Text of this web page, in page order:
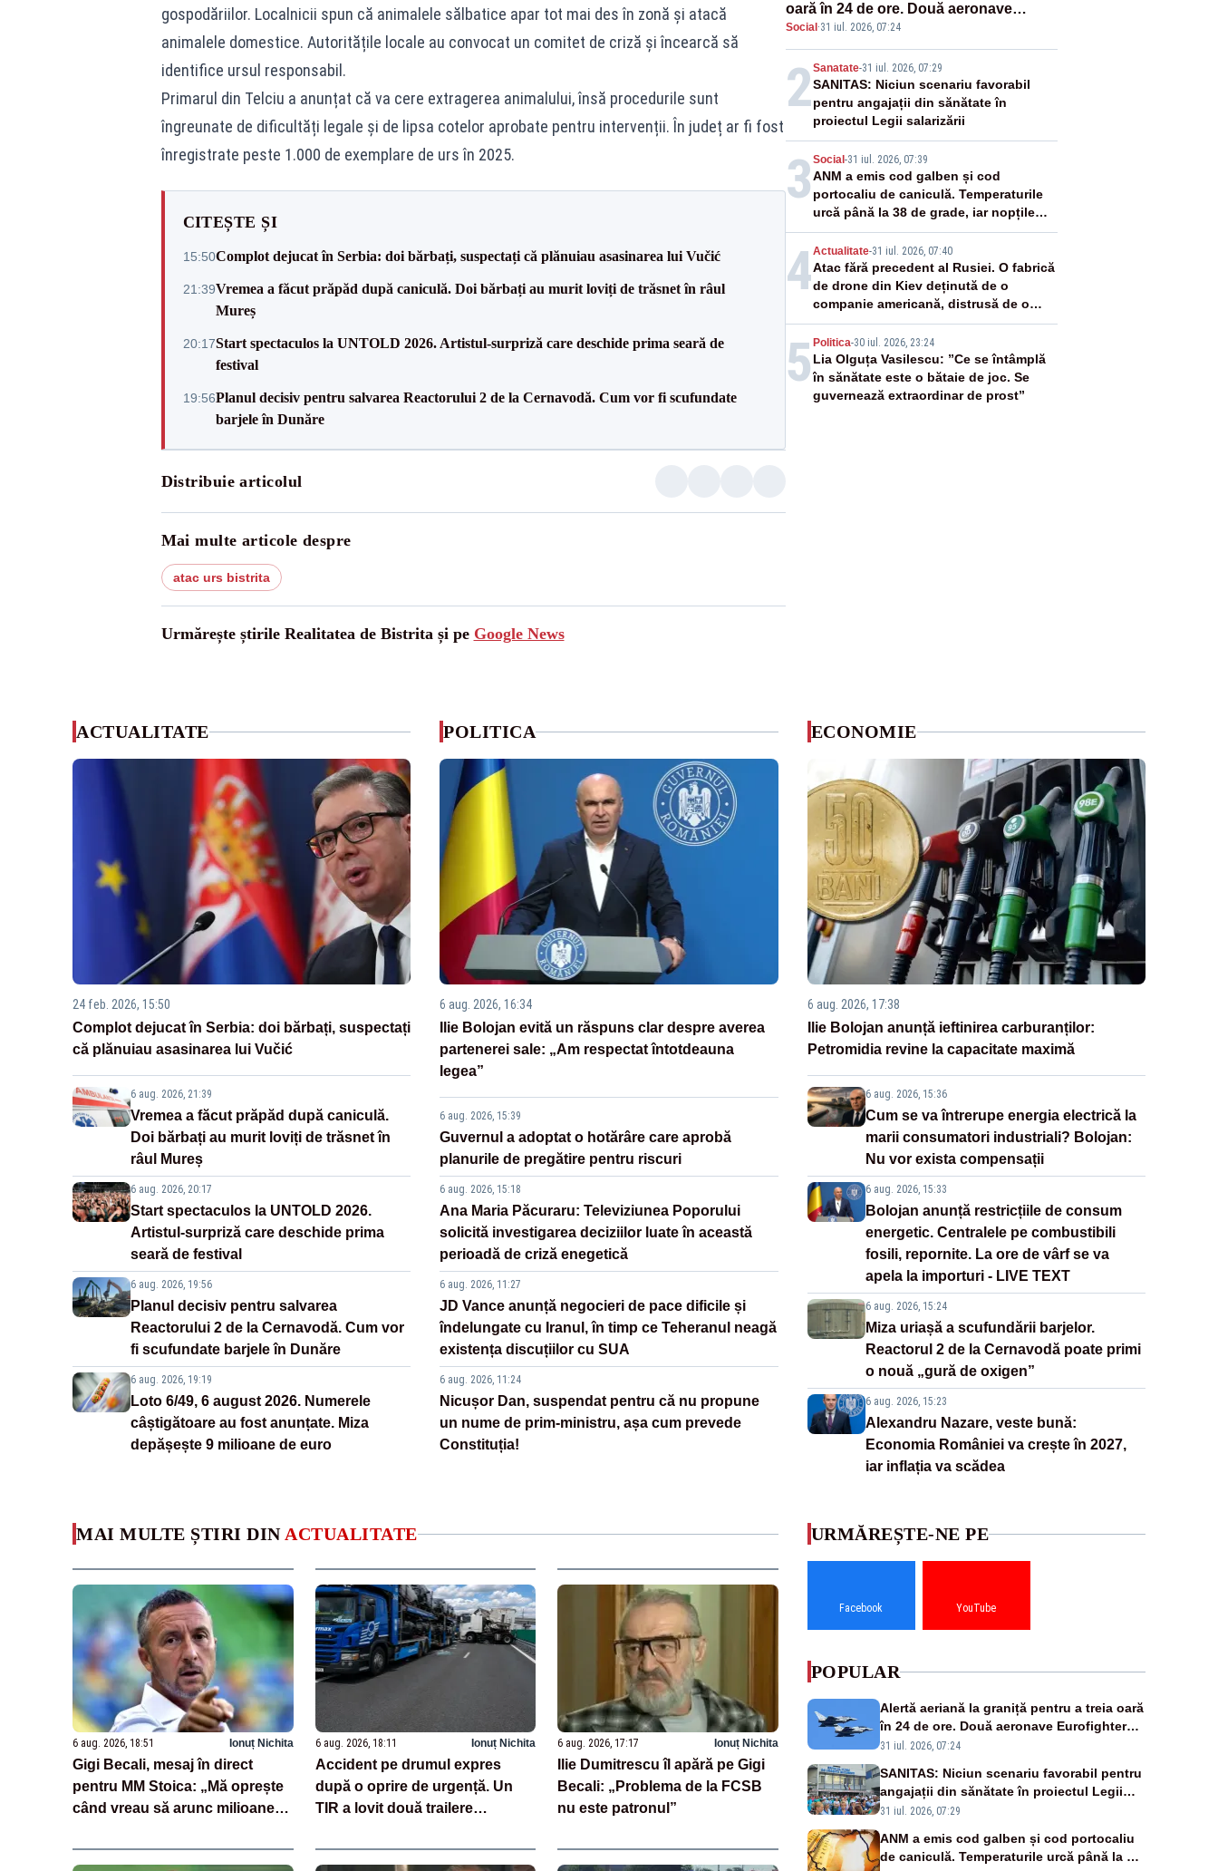
gospodăriilor. Localnicii spun că animalele sălbatice apar tot mai des în zonă și atacă
animalele domestice. Autoritățile locale au convocat un comitet de criză și încearcă să
identifice ursul responsabil.
Primarul din Telciu a anunțat că va cere extragerea animalului, însă procedurile sunt
îngreunate de dificultăți legale și de lipsa cotelor aprobate pentru intervenții. În județ ar fi fost
înregistrate peste 1.000 de exemplare de urs în 2025.
CITEȘTE ȘI
15:50Complot dejucat în Serbia: doi bărbați, suspectați că plănuiau asasinarea lui Vučić
21:39Vremea a făcut prăpăd după caniculă. Doi bărbați au murit loviți de trăsnet în râul
Mureș
20:17Start spectaculos la UNTOLD 2026. Artistul-surpriză care deschide prima seară de
festival
19:56Planul decisiv pentru salvarea Reactorului 2 de la Cernavodă. Cum vor fi scufundate
barjele în Dunăre
Distribuie articolul
Mai multe articole despre
atac urs bistrita
Urmărește știrile Realitatea de Bistrita și pe Google News
oară în 24 de ore. Două aeronave
Eurofighter britanice au fost ridicate de
la sol
Social ·31 iul. 2026, 07:24
2Sanatate-31 iul. 2026, 07:29
SANITAS: Niciun scenariu favorabil
pentru angajații din sănătate în
proiectul Legii salarizării
3 Social -31 iul. 2026, 07:39
ANM a emis cod galben și cod
portocaliu de caniculă. Temperaturile
urcă până la 38 de grade, iar nopțile
devin tropicale
4Actualitate-31 iul. 2026, 07:40
Atac fără precedent al Rusiei. O fabrică
de drone din Kiev deținută de o
companie americană, distrusă de o
rachetă rusească
5 Politica-30 iul. 2026, 23:24
Lia Olguța Vasilescu: ”Ce se întâmplă
în sănătate este o bătaie de joc. Se
guvernează extraordinar de prost”
ACTUALITATE
24 feb. 2026, 15:50
Complot dejucat în Serbia: doi bărbați, suspectați
că plănuiau asasinarea lui Vučić
6 aug. 2026, 21:39
Vremea a făcut prăpăd după caniculă.
Doi bărbați au murit loviți de trăsnet în
râul Mureș
6 aug. 2026, 20:17
Start spectaculos la UNTOLD 2026.
Artistul-surpriză care deschide prima
seară de festival
6 aug. 2026, 19:56
Planul decisiv pentru salvarea
Reactorului 2 de la Cernavodă. Cum vor
fi scufundate barjele în Dunăre
6 aug. 2026, 19:19
Loto 6/49, 6 august 2026. Numerele
câștigătoare au fost anunțate. Miza
depășește 9 milioane de euro
POLITICA
6 aug. 2026, 16:34
Ilie Bolojan evită un răspuns clar despre averea
partenerei sale: „Am respectat întotdeauna
legea”
6 aug. 2026, 15:39
Guvernul a adoptat o hotărâre care aprobă
planurile de pregătire pentru riscuri
6 aug. 2026, 15:18
Ana Maria Păcuraru: Televiziunea Poporului
solicită investigarea deciziilor luate în această
perioadă de criză enegetică
6 aug. 2026, 11:27
JD Vance anunță negocieri de pace dificile și
îndelungate cu Iranul, în timp ce Teheranul neagă
existența discuțiilor cu SUA
6 aug. 2026, 11:24
Nicușor Dan, suspendat pentru că nu propune
un nume de prim-ministru, așa cum prevede
Constituția!
ECONOMIE
6 aug. 2026, 17:38
Ilie Bolojan anunță ieftinirea carburanților:
Petromidia revine la capacitate maximă
6 aug. 2026, 15:36
Cum se va întrerupe energia electrică la
marii consumatori industriali? Bolojan:
Nu vor exista compensații
6 aug. 2026, 15:33
Bolojan anunță restricțiile de consum
energetic. Centralele pe combustibili
fosili, repornite. La ore de vârf se va
apela la importuri - LIVE TEXT
6 aug. 2026, 15:24
Miza uriașă a scufundării barjelor.
Reactorul 2 de la Cernavodă poate primi
o nouă „gură de oxigen”
6 aug. 2026, 15:23
Alexandru Nazare, veste bună:
Economia României va crește în 2027,
iar inflația va scădea
MAI MULTE ȘTIRI DIN ACTUALITATE
6 aug. 2026, 18:51 Ionuț Nichita
Gigi Becali, mesaj în direct
pentru MM Stoica: „Mă oprește
când vreau să arunc milioane
6 aug. 2026, 18:11 Ionuț Nichita
Accident pe drumul expres
după o oprire de urgență. Un
TIR a lovit două trailere
6 aug. 2026, 17:17 Ionuț Nichita
Ilie Dumitrescu îl apără pe Gigi
Becali: „Problema de la FCSB
nu este patronul”
URMĂREȘTE-NE PE
Facebook YouTube
POPULAR
Alertă aeriană la graniță pentru a treia oară
în 24 de ore. Două aeronave Eurofighter
britanice au fost ridicate de la sol
31 iul. 2026, 07:24
SANITAS: Niciun scenariu favorabil pentru
angajații din sănătate în proiectul Legii
salarizării
31 iul. 2026, 07:29
ANM a emis cod galben și cod portocaliu
de caniculă. Temperaturile urcă până la 38